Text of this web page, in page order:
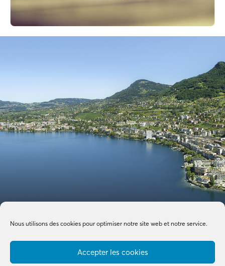
Nous utilisons des cookies pour optimiser notre site web et notre service.
Accepter les cookies